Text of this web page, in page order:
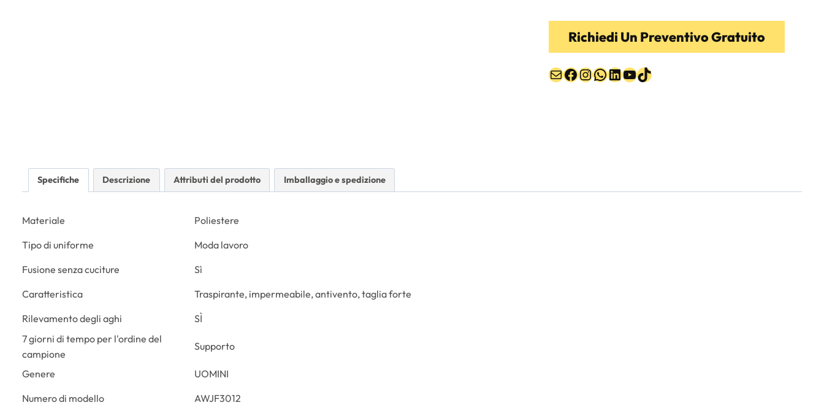
Richiedi Un Preventivo Gratuito
Email
Facebook
Instagram
WhatsApp
LinkedIn
YouTube
TikTok
Specifiche Descrizione Attributi del prodotto Imballaggio e spedizione
Materiale
Poliestere
Tipo di uniforme
Moda lavoro
Fusione senza cuciture
Sì
Caratteristica
Traspirante, impermeabile, antivento, taglia forte
Rilevamento degli aghi
SÌ
7 giorni di tempo per l'ordine del
campione
Supporto
Genere
UOMINI
Numero di modello
AWJF3012